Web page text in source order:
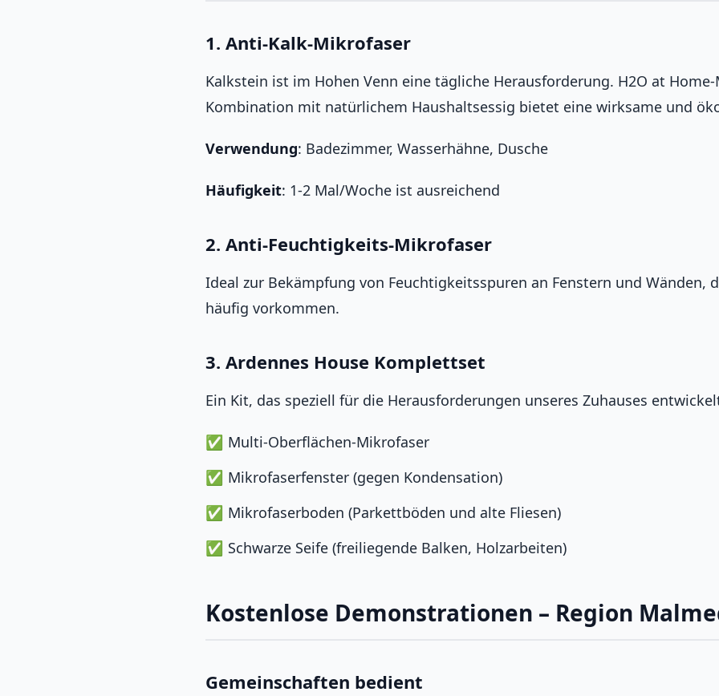
1. Anti-Kalk-Mikrofaser
Kalkstein ist im Hohen Venn eine tägliche Herausforderung. H2O at
Kombination mit natürlichem Haushaltsessig bietet eine wirksame und
Verwendung: Badezimmer, Wasserhähne, Dusche
Häufigkeit: 1-2 Mal/Woche ist ausreichend
2. Anti-Feuchtigkeits-Mikrofaser
Ideal zur Bekämpfung von Feuchtigkeitsspuren an Fenstern und Wänden,
häufig vorkommen.
3. Ardennes House Komplettset
Ein Kit, das speziell für die Herausforderungen unseres Zuhauses
Multi-Oberflächen-Mikrofaser
Mikrofaserfenster (gegen Kondensation)
Mikrofaserboden (Parkettböden und alte Fliesen)
Schwarze Seife (freiliegende Balken, Holzarbeiten)
Kostenlose Demonstrationen – Region
Gemeinschaften bedient